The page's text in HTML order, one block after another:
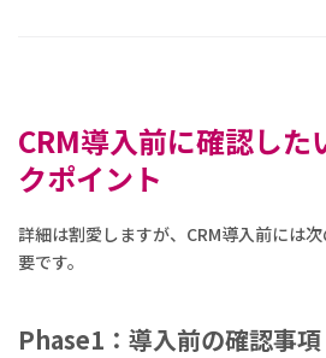
CRM導入前に確認した
クポイント
詳細は割愛しますが、CRM導入前には
要です。
Phase1：導入前の確認事項